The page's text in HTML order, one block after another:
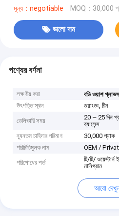
মূল্য：negotiable MOQ：30,000
ভালো দাম
পণ্যের বর্ণনা
লক্ষণীয় করা বডি ওয়াশ
উৎপত্তি স্থল
গুয়াংডং, চীন
ডেলিভারি সময়
20 ~ 25 দিন
ব্যালেন্স
ন্যূনতম চাহিদার পরিমাণ
30,000 প্যাক
পরিচিতিমুলক নাম
OEM /
পরিশোধের শর্ত
টি/টি/
মানিগ্রাম
আরো